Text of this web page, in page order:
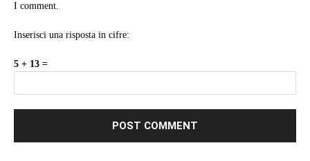
I comment.
Inserisci una risposta in cifre:
5 + 13 =